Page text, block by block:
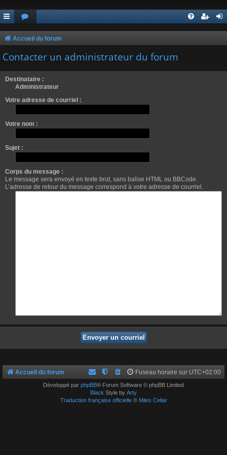
Accueil du forum
Contacter un administrateur du forum
Destinataire :
Administrateur
Votre adresse de courriel :
Votre nom :
Sujet :
Corps du message :
Le message sera envoyé en texte brut, sans balise HTML ou BBCode.
L’adresse de retour du message correspond à votre adresse de courriel.
Accueil du forum Fuseau horaire sur UTC+02:00
Développé par phpBB® Forum Software © phpBB Limited
Black Style by Arty
Traduction française officielle© Miles Cellar